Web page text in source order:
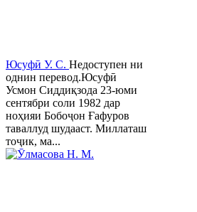
Юсуфӣ У. C. Недоступен ни
однин перевод.Юсуфӣ
Усмон Сиддиқзода 23-юми
сентябри соли 1982 дар
ноҳияи Бобоҷон Ғафуров
таваллуд шудааст. Миллаташ
тоҷик, ма...